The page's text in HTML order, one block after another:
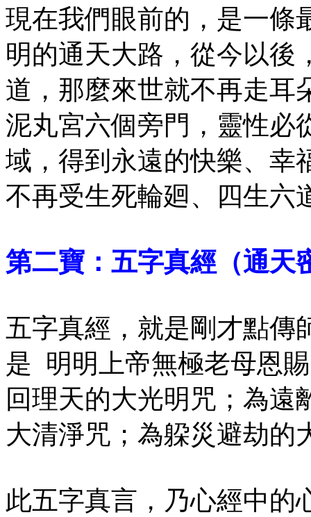
現在我們眼前的，是一條
明的通天大路，從今以後
道，那麼來世就不再走耳
泥丸宮六個旁門，靈性必
域，得到永遠的快樂、幸
不再受生死輪廻、四生六
第二寶：五字真經（通天
五字真經，就是剛才點傳
是 明明上帝無極老母恩
回理天的大光明咒；為遠
大清淨咒；為躱災避劫的
此五字真言，乃心經中的